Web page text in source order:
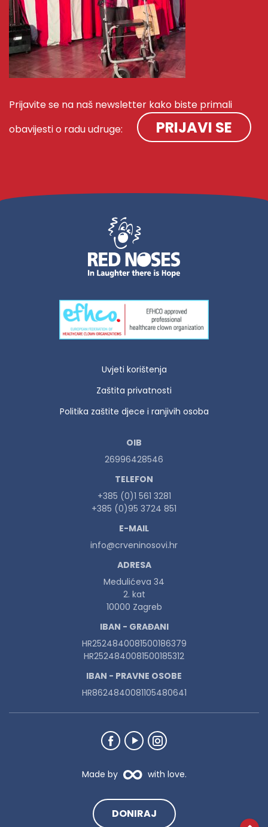
Prijavite se na naš newsletter kako biste primali
obavijesti o radu udruge:
PRIJAVI SE
Uvjeti korištenja
Zaštita privatnosti
Politika zaštite djece i ranjivih osoba
OIB
26996428546
TELEFON
+385 (0)1 561 3281
+385 (0)95 3724 851
E-MAIL
info@crveninosovi.hr
ADRESA
Medulićeva 34
2. kat
10000 Zagreb
IBAN - GRAĐANI
HR2524840081500186379
HR2524840081500185312
IBAN - PRAVNE OSOBE
HR8624840081105480641
Made by with love.
DONIRAJ